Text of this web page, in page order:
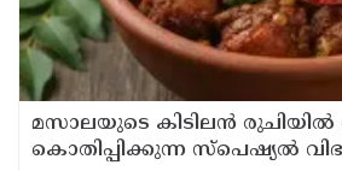
മസാലയുടെ കിടിലൻ രുചിയിൽ
കൊതിപ്പിക്കുന്ന സ്പെഷ്യൽ